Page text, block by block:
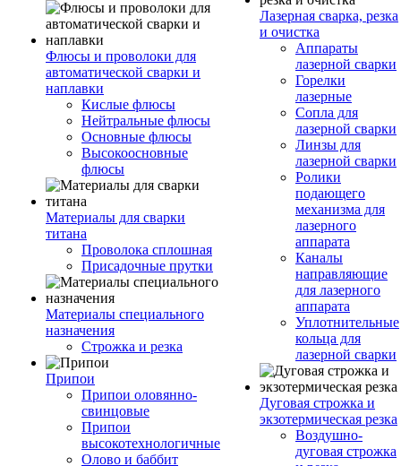
Флюсы и проволоки для
автоматической сварки и
наплавки
Кислые флюсы
Нейтральные флюсы
Основные флюсы
Высокоосновные
флюсы
Материалы для сварки
титана
Проволока сплошная
Присадочные прутки
Материалы специального
назначения
Строжка и резка
Припои
Припои оловянно-
свинцовые
Припои
высокотехнологичные
Олово и баббит
Лазерная сварка, резка
и очистка
Аппараты
лазерной сварки
Горелки
лазерные
Сопла для
лазерной сварки
Линзы для
лазерной сварки
Ролики
подающего
механизма для
лазерного
аппарата
Каналы
направляющие
для лазерного
аппарата
Уплотнительные
кольца для
лазерной сварки
Дуговая строжка и
экзотермическая резка
Воздушно-
дуговая строжка